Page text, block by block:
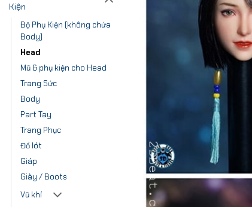
Kiện
Bộ Phụ Kiện (không chứa
Body)
Head
Mũ & phụ kiện cho Head
Trang Sức
Body
Part Tay
Trang Phục
Đồ lót
Giáp
Giày / Boots
Vũ khí